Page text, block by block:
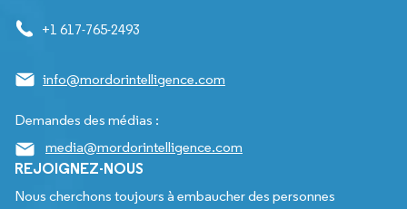
+1 617-765-2493
info@mordorintelligence.com
Demandes des médias :
media@mordorintelligence.com
REJOIGNEZ-NOUS
Nous cherchons toujours à embaucher des personnes